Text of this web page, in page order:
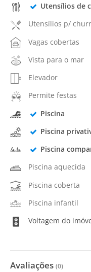
Utensílios de
Utensílios p/
Vagas cobertas
Vista para o mar
Elevador
Permite festas
Piscina
Piscina
Piscina
Piscina aquecida
Piscina coberta
Piscina infantil
Voltagem do
Avaliações (0)